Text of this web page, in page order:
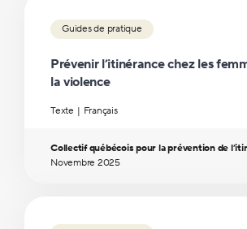
Guides de pratique
Prévenir l’itinérance chez les
la violence
Texte Français
Collectif québécois pour la prévention de
Novembre 2025